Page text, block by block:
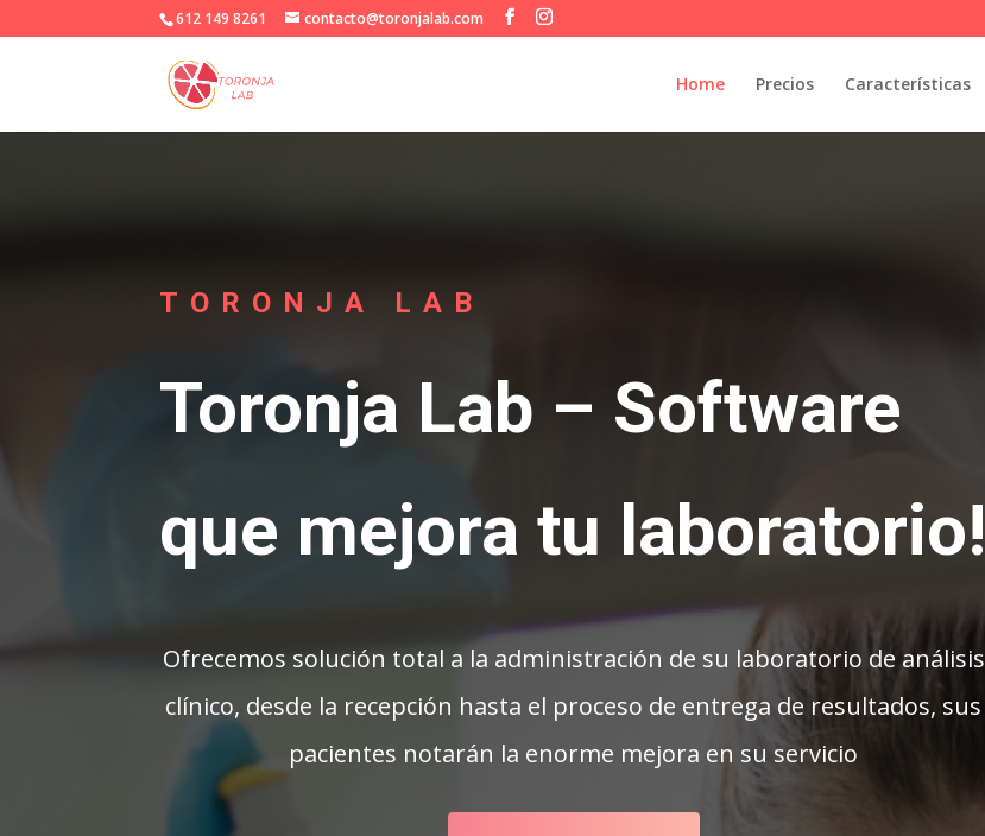
612 149 8261 contacto@toronjalab.com
Home Precios Características
TORONJA LAB
Toronja Lab – Software
que mejora tu laboratorio!
Ofrecemos solución total a la administración de su laboratorio de análisis
clínico, desde la recepción hasta el proceso de entrega de resultados, sus
pacientes notarán la enorme mejora en su servicio